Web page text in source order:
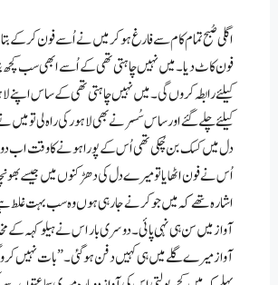
اگلی صُبح تمام کام سے فارغ ہو کر میں نے اُسے فون کرکے
فون کاٹ دیا۔ میں نہیں چاہتی تھی کے اُسے ابھی سب
کیلئے رابطہ کروں گی۔ میں نہیں چاہتی تھی کے ساس
کیلئے چلے گئے اور ساس سُسر نے بھی لاہور کی راہ لی تو میں
دل میں کسک بن چُکی تھی اُس کے پورا ہونے کا وقت اب دور
اُس نے فون اٹھایا تو میرے دل کی دھڑکنوں میں جیسے
اشارہ تھے کہ میں جو کرنے جا رہی ہوں وہ سب بہت غلط
آواز میں سن ہی نہی پائی۔ دوسری بار اس نے ہیلو کہہ کے
آواز میرے گلے میں ہی کہیں دفن ہو گئی۔ ” بات نہیں کرو